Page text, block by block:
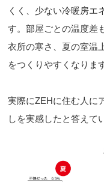
くく、少ない冷暖房エ
す。部屋ごとの温度差
衣所の寒さ、夏の室温
をつくりやすくなりま
実際にZEHに住む人に
しを実感したと答えて